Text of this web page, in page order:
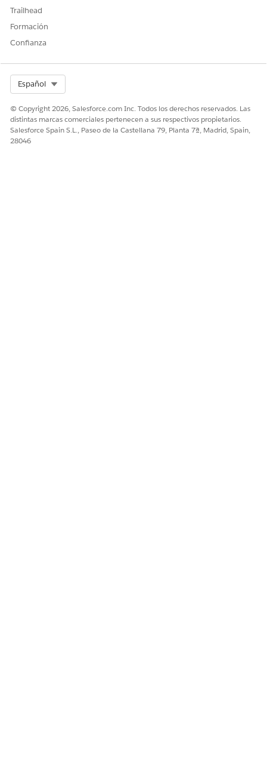
Trailhead
Formación
Confianza
Español
© Copyright 2026, Salesforce.com Inc. Todos los derechos reservados. Las
distintas marcas comerciales pertenecen a sus respectivos propietarios.
Salesforce Spain S.L., Paseo de la Castellana 79, Planta 7ª, Madrid, Spain,
28046